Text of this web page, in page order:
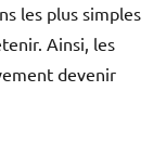
les plus simples
Ainsi, les
devenir